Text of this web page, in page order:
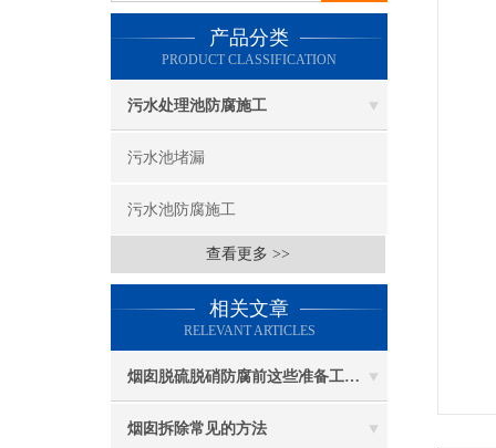
产品分类
PRODUCT CLASSIFICATION
污水处理池防腐施工
污水池堵漏
污水池防腐施工
查看更多 >>
相关文章
RELEVANT ARTICLES
烟囱脱硫脱硝防腐前这些准备工作要做到位
烟囱拆除常见的方法